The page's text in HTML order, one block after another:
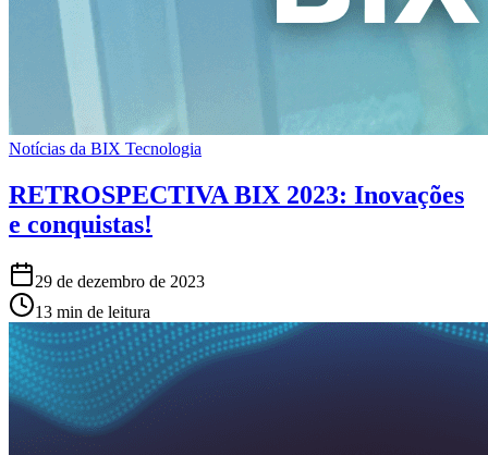
Notícias da BIX Tecnologia
RETROSPECTIVA BIX 2023: Inovações
e conquistas!
29 de dezembro de 2023
13 min de leitura